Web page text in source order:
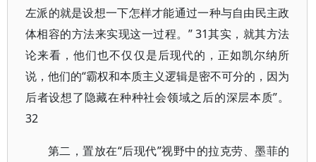
左派的就是设想一下怎样才能通过一种与自由民主政
体相容的方法来实现这一过程。” 31其实，就其方法
论来看，他们也不仅仅是后现代的，正如凯尔纳所
说，他们的“霸权和本质主义逻辑是密不可分的，因为
后者设想了隐藏在种种社会领域之后的深层本质”。
32
第二，置放在“后现代”视野中的拉克劳、墨菲的